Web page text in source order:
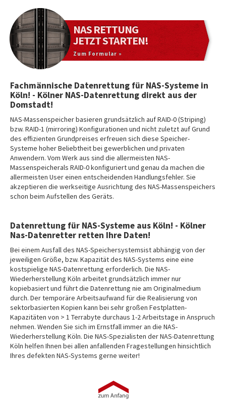
NAS RETTUNG
JETZT STARTEN!
Zum Formular »
Fachmännische Datenrettung für NAS-Systeme in
Köln! - Kölner NAS-Datenrettung direkt aus der
Domstadt!
NAS-Massenspeicher basieren grundsätzlich auf RAID-0 (Striping)
bzw. RAID-1 (mirroring) Konfigurationen und nicht zuletzt auf Grund
des effizienten Grundpreises erfreuen sich diese Speicher-
Systeme hoher Beliebtheit bei gewerblichen und privaten
Anwendern. Vom Werk aus sind die allermeisten NAS-
Massenspeicherals RAID-0 konfiguriert und genau da machen die
allermeisten User einen entscheidenden Handlungsfehler. Sie
akzeptieren die werkseitige Ausrichtung des NAS-Massenspeichers
schon beim Aufstellen des Geräts.
Datenrettung für NAS-Systeme aus Köln! - Kölner
Nas-Datenretter retten Ihre Daten!
Bei einem Ausfall des NAS-Speichersystemsist abhängig von der
jeweiligen Größe, bzw. Kapazität des NAS-Systems eine eine
kostspielige NAS-Datenrettung erforderlich. Die NAS-
Wiederherstellung Köln arbeitet grundsätzlich immer nur
kopiebasiert und führt die Datenrettung nie am Originalmedium
durch. Der temporäre Arbeitsaufwand für die Realisierung von
sektorbasierten Kopien kann bei sehr großen Festplatten-
Kapazitäten von > 1 Terrabyte durchaus 1-2 Arbeitstage in Anspruch
nehmen. Wenden Sie sich im Ernstfall immer an die NAS-
Wiederherstellung Köln. Die NAS-Spezialisten der NAS-Datenrettung
Köln helfen Ihnen bei allen anfallenden Fragestellungen hinsichtlich
Ihres defekten NAS-Systems gerne weiter!